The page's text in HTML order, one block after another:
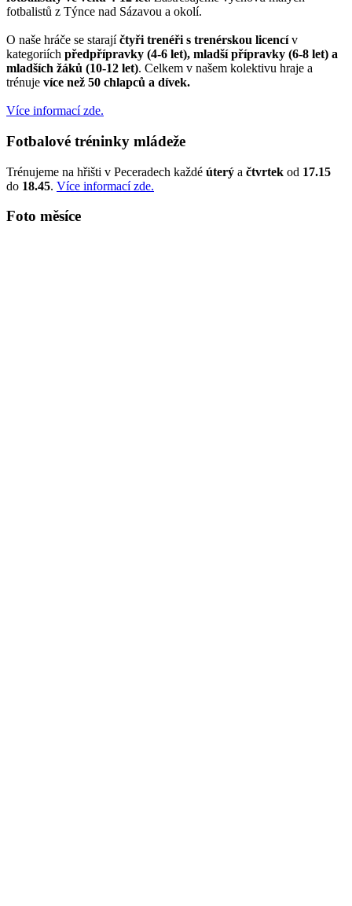
fotbalistů z Týnce nad Sázavou a okolí.
O naše hráče se starajíčtyři trenéři s trenérskou licencív
kategoriích předpřípravky (4-6 let), mladší přípravky (6-8 let) a
mladších žáků (10-12 let). Celkem v našem kolektivu hraje a
trénuje více než 50 chlapců a dívek.
Více informací zde.
Fotbalové tréninky mládeže
Trénujeme na hřišti v Peceradech každé úterý a čtvrtek od 17.15
do 18.45. Více informací zde.
Foto měsíce